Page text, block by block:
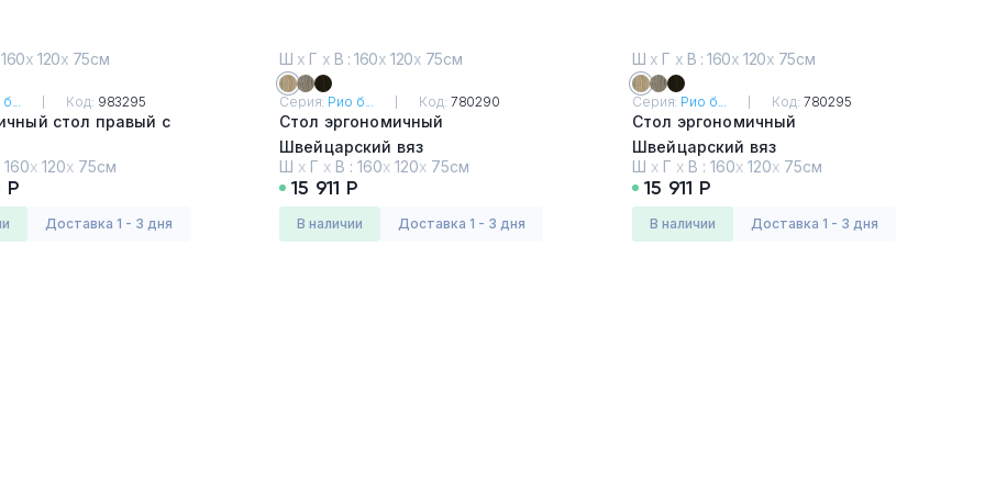
х 120х 75см
Код: 983295
стол правый с
вяз
160х 120х 75см
Р
Доставка 1 - 3 дня
Ш х Г х В : 160х 120х 75см
Серия: Рио б... Код: 780290
Стол эргономичный
Швейцарский вяз
Ш х Г х В : 160х 120х 75см
15 911 Р
в наличии Доставка 1 - 3 дня
Ш х Г х В : 160х 120х 75см
Серия: Рио б... Код: 780295
Стол эргономичный
Швейцарский вяз
Ш х Г х В : 160х 120х 75см
15 911 Р
в наличии Доставка 1 - 3 дня